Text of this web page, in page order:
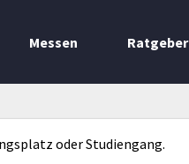
Messen Ratgeber
oder Studiengang.